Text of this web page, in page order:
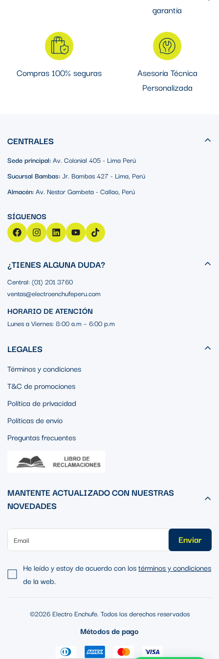
garantía
Compras 100% seguras
Asesoría Técnica
Personalizada
CENTRALES
Sede principal:Av. Colonial 405 - Lima Perú
Sucursal Bambas:Jr. Bambas 427 - Lima, Perú
Almacén:Av. Nestor Gambeta - Callao, Perú
¿TIENES ALGUNA DUDA?
Central: (01) 201 3760
ventas@electroenchufeperu.com
HORARIO DE ATENCIÓN
Lunes a Viernes: 8:00 a.m – 6:00 p.m
LEGALES
Términos y condiciones
T&C de promociones
Política de privacidad
Políticas de envío
Preguntas frecuentes
MANTENTE ACTUALIZADO CON NUESTRAS
NOVEDADES
Enviar
He leído y estoy de acuerdo con lostérminos y condiciones
de la web.
©2026 Electro Enchufe. Todos los derechos reservados
Métodos de pago